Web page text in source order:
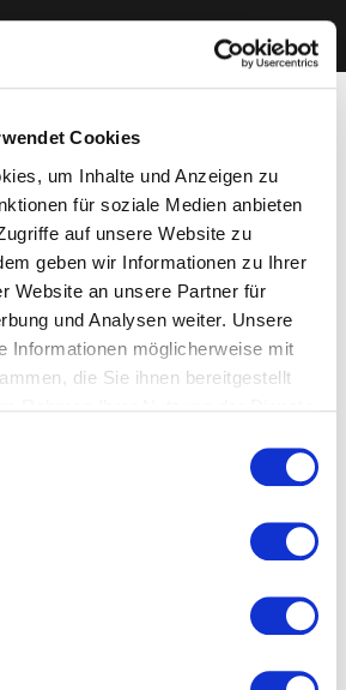
Cookies
um Inhalte und Anzeigen zu
für soziale Medien anbieten
auf unsere Website zu
geben wir Informationen zu Ihrer
Website an unsere Partner für
und Analysen weiter. Unsere
Informationen möglicherweise mit
die Sie ihnen bereitgestellt
Webseite weiterhin nutzen.